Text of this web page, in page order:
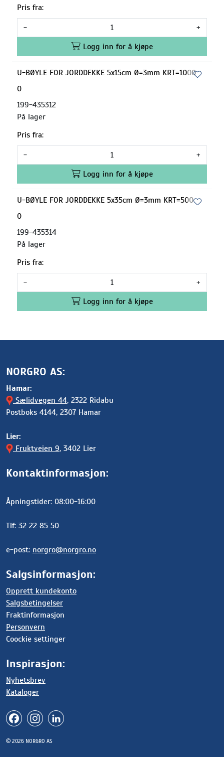
Pris fra:
-
+
Logg inn for å kjøpe
U-BØYLE FOR JORDDEKKE 5x15cm Ø=3mm KRT=1000
0
199-435312
På lager
Pris fra:
-
+
Logg inn for å kjøpe
U-BØYLE FOR JORDDEKKE 5x35cm Ø=3mm KRT=500
0
199-435314
På lager
Pris fra:
-
+
Logg inn for å kjøpe
NORGRO AS:
Hamar:
Sælidvegen 44, 2322 Ridabu
Postboks 4144, 2307 Hamar
Lier:
Fruktveien 9, 3402 Lier
Kontaktinformasjon:
Åpningstider: 08:00-16:00
Tlf: 32 22 85 50
e-post: norgro@norgro.no
Salgsinformasjon:
Opprett kundekonto
Salgsbetingelser
Fraktinformasjon
Personvern
Coockie settinger
Inspirasjon:
Nyhetsbrev
Kataloger
© 2026 NORGRO AS